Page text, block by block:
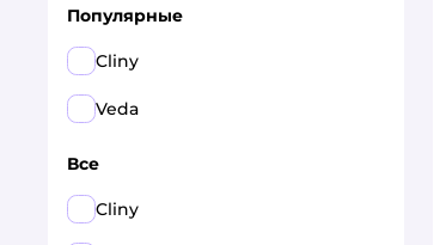
Популярные
Cliny
Veda
Все
Cliny